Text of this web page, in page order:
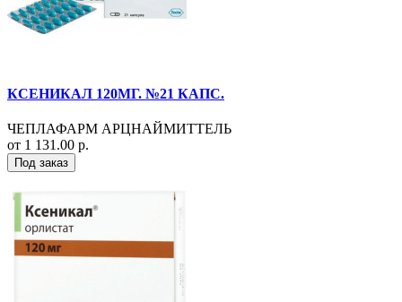
КСЕНИКАЛ 120МГ. №21 КАПС.
ЧЕПЛАФАРМ АРЦНАЙМИТТЕЛЬ
от 1 131.00 р.
Под заказ